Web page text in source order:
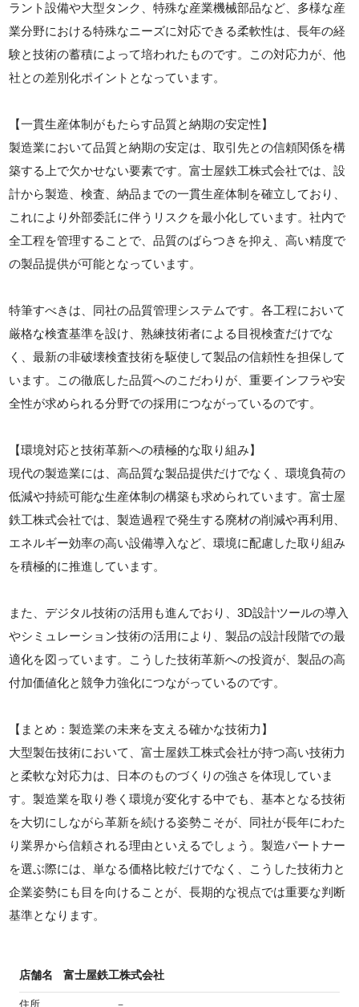
ラント設備や大型タンク、特殊な産業機械部品など、多様な産
業分野における特殊なニーズに対応できる柔軟性は、長年の経
験と技術の蓄積によって培われたものです。この対応力が、他
社との差別化ポイントとなっています。
【一貫生産体制がもたらす品質と納期の安定性】
製造業において品質と納期の安定は、取引先との信頼関係を構
築する上で欠かせない要素です。富士屋鉄工株式会社では、設
計から製造、検査、納品までの一貫生産体制を確立しており、
これにより外部委託に伴うリスクを最小化しています。社内で
全工程を管理することで、品質のばらつきを抑え、高い精度で
の製品提供が可能となっています。
特筆すべきは、同社の品質管理システムです。各工程において
厳格な検査基準を設け、熟練技術者による目視検査だけでな
く、最新の非破壊検査技術を駆使して製品の信頼性を担保して
います。この徹底した品質へのこだわりが、重要インフラや安
全性が求められる分野での採用につながっているのです。
【環境対応と技術革新への積極的な取り組み】
現代の製造業には、高品質な製品提供だけでなく、環境負荷の
低減や持続可能な生産体制の構築も求められています。富士屋
鉄工株式会社では、製造過程で発生する廃材の削減や再利用、
エネルギー効率の高い設備導入など、環境に配慮した取り組み
を積極的に推進しています。
また、デジタル技術の活用も進んでおり、3D設計ツールの導入
やシミュレーション技術の活用により、製品の設計段階での最
適化を図っています。こうした技術革新への投資が、製品の高
付加価値化と競争力強化につながっているのです。
【まとめ：製造業の未来を支える確かな技術力】
大型製缶技術において、富士屋鉄工株式会社が持つ高い技術力
と柔軟な対応力は、日本のものづくりの強さを体現していま
す。製造業を取り巻く環境が変化する中でも、基本となる技術
を大切にしながら革新を続ける姿勢こそが、同社が長年にわた
り業界から信頼される理由といえるでしょう。製造パートナー
を選ぶ際には、単なる価格比較だけでなく、こうした技術力と
企業姿勢にも目を向けることが、長期的な視点では重要な判断
基準となります。
店舗名 富士屋鉄工株式会社
住所 －